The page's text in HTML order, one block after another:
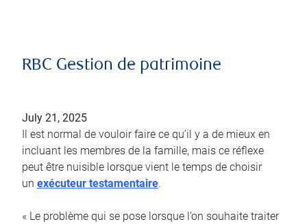
RBC Gestion de patrimoine
July 21, 2025
Il est normal de vouloir faire ce qu’il y a de mieux en
incluant les membres de la famille, mais ce réflexe
peut être nuisible lorsque vient le temps de choisir
un exécuteur testamentaire.
« Le problème qui se pose lorsque l’on souhaite traiter